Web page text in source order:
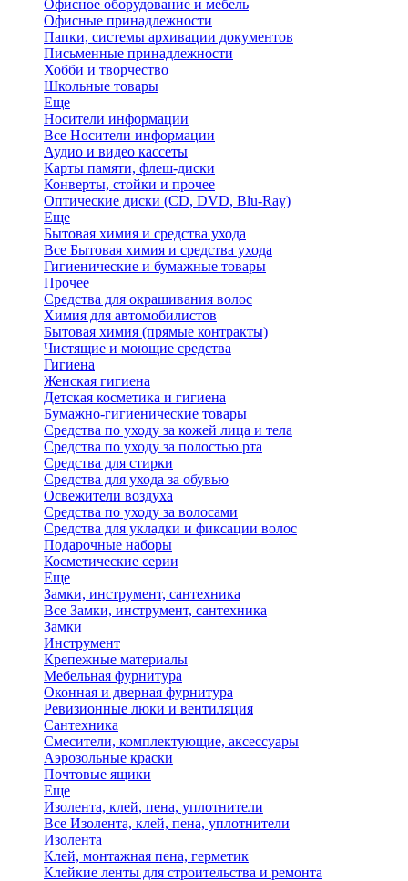
Офисное оборудование и мебель
Офисные принадлежности
Папки, системы архивации документов
Письменные принадлежности
Хобби и творчество
Школьные товары
Еще
Носители информации
Все Носители информации
Аудио и видео кассеты
Карты памяти, флеш-диски
Конверты, стойки и прочее
Оптические диски (CD, DVD, Blu-Ray)
Еще
Бытовая химия и средства ухода
Все Бытовая химия и средства ухода
Гигиенические и бумажные товары
Прочее
Средства для окрашивания волос
Химия для автомобилистов
Бытовая химия (прямые контракты)
Чистящие и моющие средства
Гигиена
Женская гигиена
Детская косметика и гигиена
Бумажно-гигиенические товары
Средства по уходу за кожей лица и тела
Средства по уходу за полостью рта
Средства для стирки
Средства для ухода за обувью
Освежители воздуха
Средства по уходу за волосами
Средства для укладки и фиксации волос
Подарочные наборы
Косметические серии
Еще
Замки, инструмент, сантехника
Все Замки, инструмент, сантехника
Замки
Инструмент
Крепежные материалы
Мебельная фурнитура
Оконная и дверная фурнитура
Ревизионные люки и вентиляция
Сантехника
Смесители, комплектующие, аксессуары
Аэрозольные краски
Почтовые ящики
Еще
Изолента, клей, пена, уплотнители
Все Изолента, клей, пена, уплотнители
Изолента
Клей, монтажная пена, герметик
Клейкие ленты для строительства и ремонта